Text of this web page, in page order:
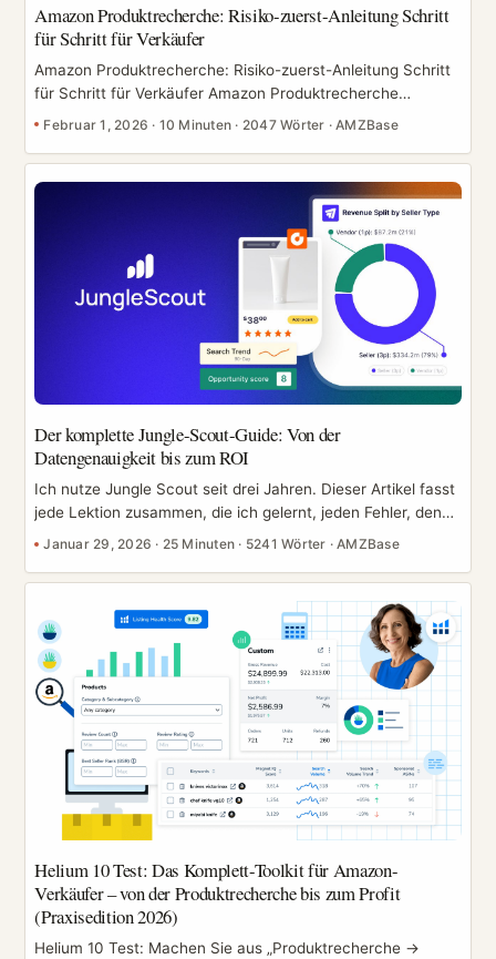
Amazon Produktrecherche: Risiko-zuerst-Anleitung Schritt
für Schritt für Verkäufer
Amazon Produktrecherche: Risiko-zuerst-Anleitung Schritt
für Schritt für Verkäufer Amazon Produktrecherche
bedeutet nicht nur, „ein Produkt zu finden". Es ist ein
und deine Zeit schützt. Diese Anleitung gibt dir ein Risiko-
zuerst-System für die Amazon Produktrecherche, dazu
eine Checkliste und eine Bewertungsvorlage, die du sofort
einsetzen kannst. Ohne einen Risiko-zuerst-Prozess kann
eine einzige falsche Produktentscheidung monatelang
Kapital in schwer verkäuflichem Lagerbestand binden und
die Erholung quälend langsam machen. [To be verified] ...
Februar 1, 2026 · 10 Minuten · 2047 Wörter ·AMZBase
Der komplette Jungle-Scout-Guide: Von der
Datengenauigkeit bis zum ROI
Ich nutze Jungle Scout seit drei Jahren. Dieser Artikel fasst
jede Lektion zusammen, die ich gelernt, jeden Fehler, den
ich gemacht habe, und alles, was du vor dem Kauf wissen
Wie holst du tatsächlich einen ROI heraus? Am Ende hast
du die Antworten. Beginnen wir mit deiner größten Frage:
Wie genau sind die Daten? Jeder Verkäufer, der ein
kostenpflichtiges Tool in Betracht zieht, hat dieselbe Frage
im Kopf: Wie genau sind die Verkaufsschätzungen von
Jungle Scout wirklich? ...
Januar 29, 2026 · 25 Minuten · 5241 Wörter ·AMZBase
Helium 10 Test: Das Komplett-Toolkit für Amazon-
Verkäufer – von der Produktrecherche bis zum Profit
(Praxisedition 2026)
Helium 10 Test: Machen Sie aus „Produktrecherche →